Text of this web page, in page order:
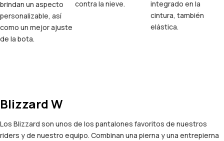
brindan un aspecto
personalizable, así
como un mejor ajuste
de la bota.
contra la nieve.
integrado en la
cintura, también
elástica.
Blizzard W
Los Blizzard son unos de los pantalones favoritos de nuestros
riders y de nuestro equipo. Combinan una pierna y una entrepierna